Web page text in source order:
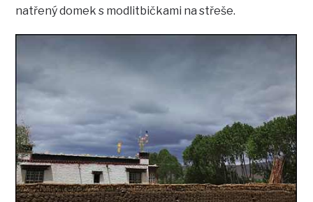
natřený domek s modlitbičkami na střeše.